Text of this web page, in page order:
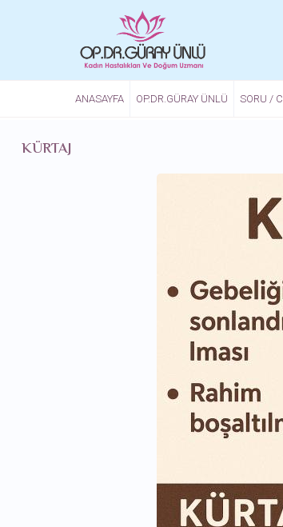
ANASAYFA OP.DR.GÜRAY ÜNLÜ SORU /
KÜRTAJ